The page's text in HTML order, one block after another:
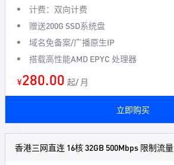
计费：双向计费
赠送200G SSD系统盘
域名免备案/广播原生IP
搭载高性能AMD EPYC 处理器
¥280.00 起/ 月
立即购买
香港三网直连 16核 32GB 500Mbps 限制流量